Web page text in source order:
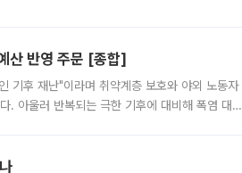
산 반영 주문 [종합]
기후 재난"이라며 취약계층 보호와 야외 노동자
. 아울러 반복되는 극한 기후에 대비해 폭염 대응